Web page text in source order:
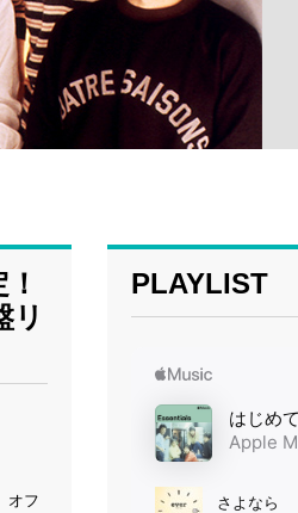
リ
オフ
PLAYLIST